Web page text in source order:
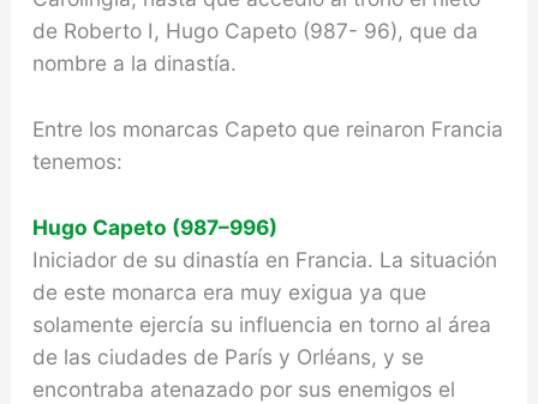
de Roberto I, Hugo Capeto (987- 96), que da
nombre a la dinastía.
Entre los monarcas Capeto que reinaron Francia
tenemos:
Hugo Capeto (987–996)
Iniciador de su dinastía en Francia. La situación
de este monarca era muy exigua ya que
solamente ejercía su influencia en torno al área
de las ciudades de París y Orléans, y se
encontraba atenazado por sus enemi­gos el